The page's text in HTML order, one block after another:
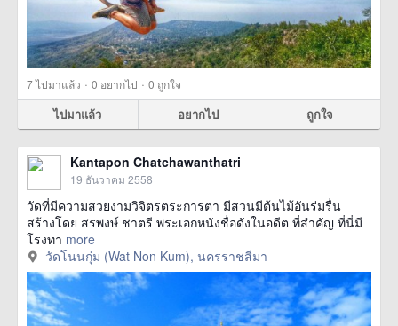
7ไปมาแล้ว · 0 อยากไป · 0 ถูกใจ
ไปมาแล้ว อยากไป ถูกใจ
Kantapon Chatchawanthatri
19 ธันวาคม 2558
วัดที่มีความสวยงามวิจิตรตระการตา มีสวนมีต้นไม้อันร่มรื่น
สร้างโดย สรพงษ์ ชาตรี พระเอกหนังชื่อดังในอดีต ที่สำคัญ ที่นี่มี
โรงทา more
วัดโนนกุ่ม (Wat Non Kum), นครราชสีมา